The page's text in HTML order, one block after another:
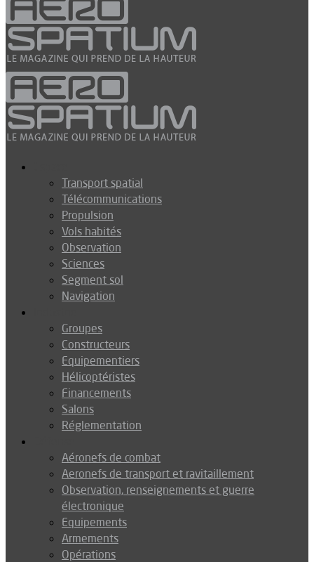
Transport spatial
Télécommunications
Propulsion
Vols habités
Observation
Sciences
Segment sol
Navigation
Groupes
Constructeurs
Equipementiers
Hélicoptéristes
Financements
Salons
Réglementation
Aéronefs de combat
Aeronefs de transport et ravitaillement
Observation, renseignements et guerre
électronique
Equipements
Armements
Opérations